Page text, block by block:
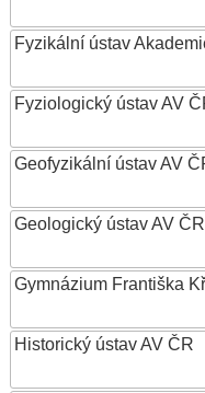
Fyzikální ústav
Fyziologický ústav AV
Geofyzikální ústav AV
Geologický ústav AV ČR
Gymnázium Františka
Historický ústav AV ČR